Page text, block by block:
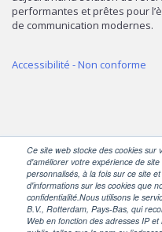
Ce site web stocke des cookies
d'améliorer votre expérience de
personnalisés, à la fois sur ce site
d'informations sur les cookies que
confidentialité.Nous utilisons le
B.V., Rotterdam, Pays-Bas, qui
Web en fonction des adresses IP
performantes et prêtes pour
de communication modernes.
Accessibilité - Non conforme